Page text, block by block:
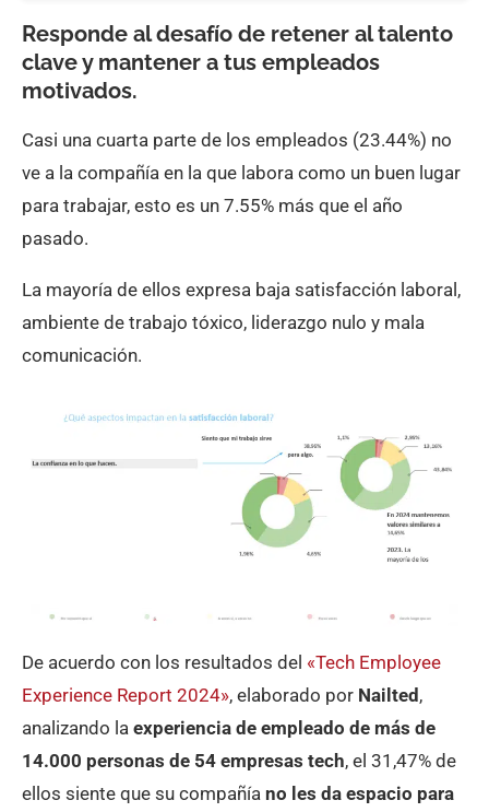
Responde al desafío de retener al talento
clave y mantener a tus empleados
motivados.
Casi una cuarta parte de los empleados (23.44%) no
ve a la compañía en la que labora como un buen lugar
para trabajar, esto es un 7.55% más que el año
pasado.
La mayoría de ellos expresa baja satisfacción laboral,
ambiente de trabajo tóxico, liderazgo nulo y mala
comunicación.
De acuerdo con los resultados del «Tech Employee
Experience Report 2024», elaborado por Nailted,
analizando la experiencia de empleado de más de
14.000 personas de 54 empresas tech, el 31,47% de
ellos siente que su compañía no les da espacio para